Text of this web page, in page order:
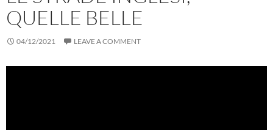
QUELLE BELLE
04/12/2021 LEAVE A COMMENT